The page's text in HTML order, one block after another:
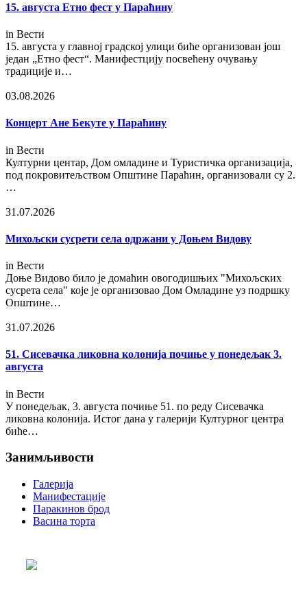
15. августа Етно фест у Параћину
in Вести
15. августа у главној градској улици биће организован још
један „Етно фест“. Манифестцију посвећену очувању
традиције и…
03.08.2026
Концерт Ане Бекуте у Параћину
in Вести
Културни центар, Дом омладине и Туристичка организација,
под покровитељством Општине Параћин, организовали су 2.
…
31.07.2026
Михољски сусрети села одржани у Доњем Видову
in Вести
Доње Видово било је домаћин овогодишњих "Михољских
сусрета села" које је организовао Дом Омладине уз подршку
Општине…
31.07.2026
51. Сисевачка ликовна колонија почиње у понедељак 3.
августа
in Вести
У понедељак, 3. августа почиње 51. по реду Сисевачка
ликовна колонија. Истог дана у галерији Културног центра
биће…
Занимљивости
Галерија
Манифестације
Паракинов брод
Васина торта